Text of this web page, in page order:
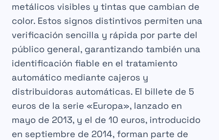
metálicos visibles y tintas que cambian de
color. Estos signos distintivos permiten una
verificación sencilla y rápida por parte del
público general, garantizando también una
identificación fiable en el tratamiento
automático mediante cajeros y
distribuidoras automáticas. El billete de 5
euros de la serie «Europa», lanzado en
mayo de 2013, y el de 10 euros, introducido
en septiembre de 2014, forman parte de